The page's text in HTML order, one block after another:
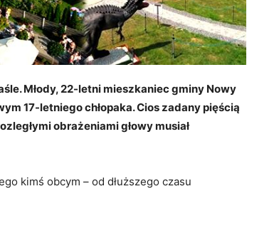
Młody, 22-letni mieszkaniec gminy Nowy
17-letniego chłopaka. Cios zadany pięścią
obrażeniami głowy musiał
kimś obcym – od dłuższego czasu